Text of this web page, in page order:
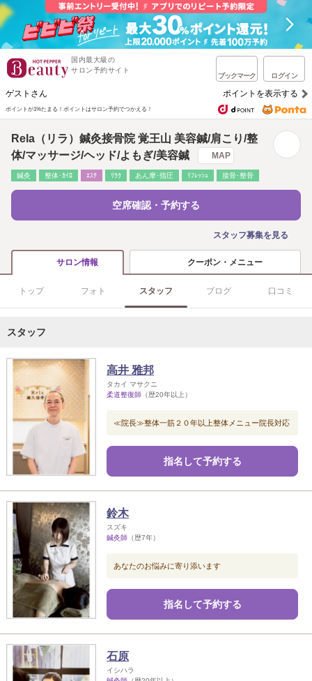
国内最大級の
サロン予約サイト
ブックマーク ログイン
ゲストさん ポイントを表示する
ポイントが1%たまる！ ポイントはサロン予約でつかえる！
Rela（リラ）鍼灸接骨院 覚王山 美容鍼/肩こり/整
体/マッサージ/ヘッド/よもぎ/美容鍼
MAP
鍼灸 整体･ｶｲﾛ ｴｽﾃ ﾘﾗｸ あん摩･指圧 ﾘﾌﾚｯｼｭ 接骨･整骨
空席確認・予約する
スタッフ募集を見る
サロン情報 クーポン・メニュー
トップ フォト スタッフ ブログ 口コミ
スタッフ
高井 雅邦
タカイ マサクニ
柔道整復師 （歴20年以上）
≪院長≫整体一筋２０年以上整体メニュー院長対応
指名して予約する
鈴木
スズキ
鍼灸師 （歴7年）
あなたのお悩みに寄り添います
指名して予約する
石原
イシハラ